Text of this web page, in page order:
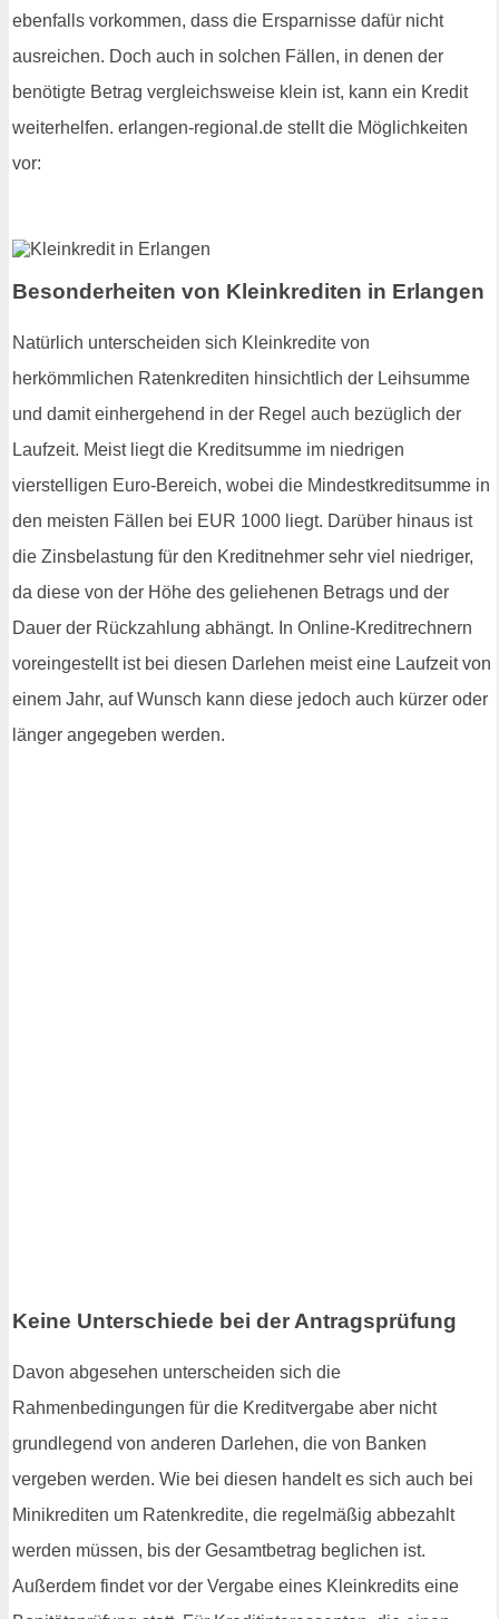
ebenfalls vorkommen, dass die Ersparnisse dafür nicht
ausreichen. Doch auch in solchen Fällen, in denen der
benötigte Betrag vergleichsweise klein ist, kann ein Kredit
weiterhelfen. erlangen-regional.de stellt die Möglichkeiten
vor:
Besonderheiten von Kleinkrediten in Erlangen
Natürlich unterscheiden sich Kleinkredite von
herkömmlichen Ratenkrediten hinsichtlich der Leihsumme
und damit einhergehend in der Regel auch bezüglich der
Laufzeit. Meist liegt die Kreditsumme im niedrigen
vierstelligen Euro-Bereich, wobei die Mindestkreditsumme in
den meisten Fällen bei EUR 1000 liegt. Darüber hinaus ist
die Zinsbelastung für den Kreditnehmer sehr viel niedriger,
da diese von der Höhe des geliehenen Betrags und der
Dauer der Rückzahlung abhängt. In Online-Kreditrechnern
voreingestellt ist bei diesen Darlehen meist eine Laufzeit von
einem Jahr, auf Wunsch kann diese jedoch auch kürzer oder
länger angegeben werden.
Keine Unterschiede bei der Antragsprüfung
Davon abgesehen unterscheiden sich die
Rahmenbedingungen für die Kreditvergabe aber nicht
grundlegend von anderen Darlehen, die von Banken
vergeben werden. Wie bei diesen handelt es sich auch bei
Minikrediten um Ratenkredite, die regelmäßig abbezahlt
werden müssen, bis der Gesamtbetrag beglichen ist.
Außerdem findet vor der Vergabe eines Kleinkredits eine